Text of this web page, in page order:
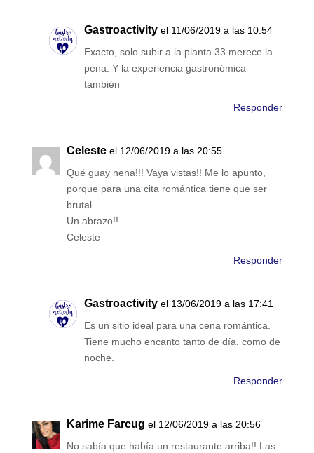
Gastroactivity el 11/06/2019 a las 10:54
Exacto, solo subir a la planta 33 merece la
pena. Y la experiencia gastronómica
también
Responder
Celeste el 12/06/2019 a las 20:55
Qué guay nena!!! Vaya vistas!! Me lo apunto,
porque para una cita romántica tiene que ser
brutal.
Un abrazo!!
Celeste
Responder
Gastroactivity el 13/06/2019 a las 17:41
Es un sitio ideal para una cena romántica.
Tiene mucho encanto tanto de día, como de
noche.
Responder
Karime Farcug el 12/06/2019 a las 20:56
No sabía que había un restaurante arriba!! Las